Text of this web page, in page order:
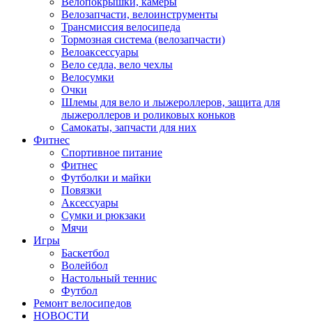
Велозапчасти, велоинструменты
Трансмиссия велосипеда
Тормозная система (велозапчасти)
Велоаксессуары
Вело седла, вело чехлы
Велосумки
Очки
Шлемы для вело и лыжероллеров, защита для
лыжероллеров и роликовых коньков
Самокаты, запчасти для них
Фитнес
Спортивное питание
Фитнес
Футболки и майки
Повязки
Аксессуары
Сумки и рюкзаки
Мячи
Игры
Баскетбол
Волейбол
Настольный теннис
Футбол
Ремонт велосипедов
НОВОСТИ